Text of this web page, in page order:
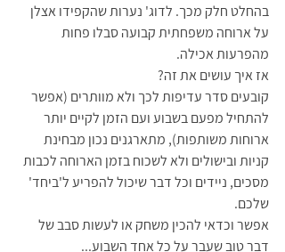
בהחלט חלק מכך. לדוג' נערות שהקפידו אצלן
על ארוחה משפחתית קבועה סבלו פחות
מהפרעות אכילה.
אז איך עושים את זה?
קובעים סדר עדיפות לכך ולא מוותרים (אפשר
להתחיל מפעם בשבוע ועם הזמן לקיים יותר
ארוחות משותפות), מתארגנים נכון מבחינת
קניות ובישולים ולא לשכוח בזמן הארוחה לכבות
מסכים, ניידים וכל דבר שיכול להפריע ל'ביחד'
שלכם.
אפשר וכדאי להכין משחק או לעשות סבב של
דבר טוב שעבר על כל אחד השבוע...